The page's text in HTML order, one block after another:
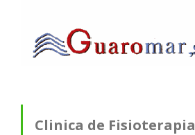
Clinica de Fisioterapia